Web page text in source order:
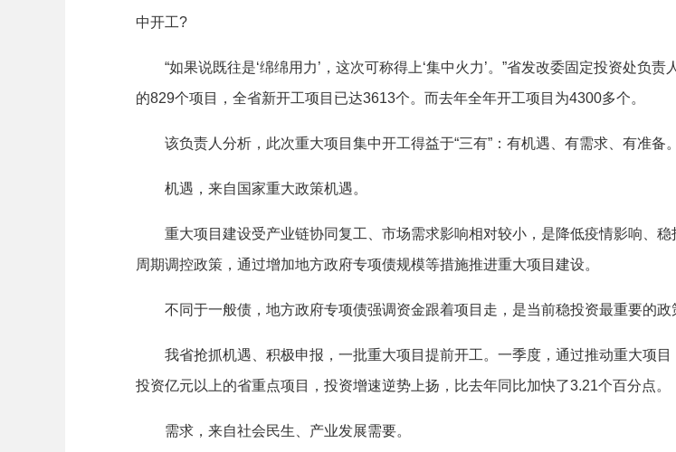
中开工?
“如果说既往是‘绵绵用力’，这次可称得上‘集中火力’。”省发改委固定投资处负
的829个项目，全省新开工项目已达3613个。而去年全年开工项目为4300多个。
该负责人分析，此次重大项目集中开工得益于“三有”：有机遇、有需求、有准备。
机遇，来自国家重大政策机遇。
重大项目建设受产业链协同复工、市场需求影响相对较小，是降低疫情影响、稳
周期调控政策，通过增加地方政府专项债规模等措施推进重大项目建设。
不同于一般债，地方政府专项债强调资金跟着项目走，是当前稳投资最重要的政
我省抢抓机遇、积极申报，一批重大项目提前开工。一季度，通过推动重大项目
投资亿元以上的省重点项目，投资增速逆势上扬，比去年同比加快了3.21个百分点。
需求，来自社会民生、产业发展需要。